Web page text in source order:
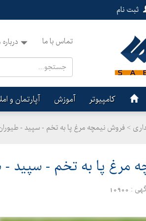
ثبت نام
تماس با ما
کامپیوتر آموزش آپارتمان و
> فروش نیمچه مرغ پا به تخم - سپید -
مرغ پا به تخم - سپید -
:
10900